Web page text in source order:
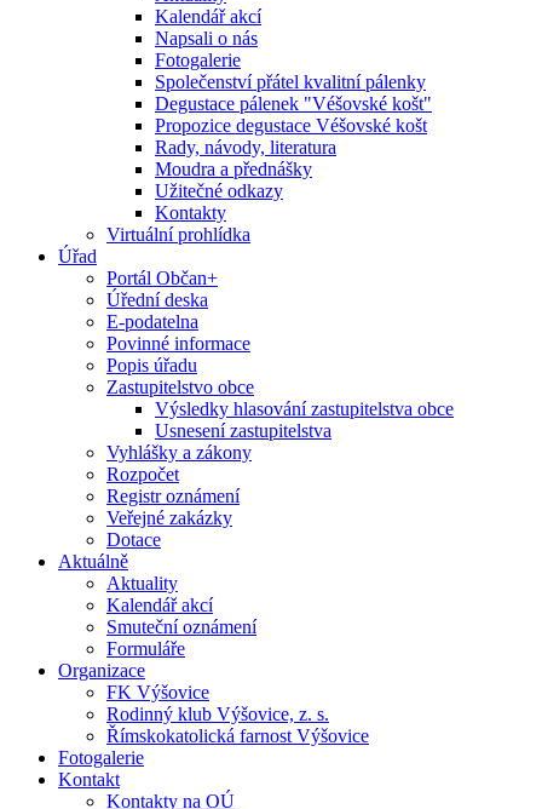
Kalendář akcí
Napsali o nás
Fotogalerie
Společenství přátel kvalitní pálenky
Degustace pálenek "Véšovské košt"
Propozice degustace Véšovské košt
Rady, návody, literatura
Moudra a přednášky
Užitečné odkazy
Kontakty
Virtuální prohlídka
Úřad
Portál Občan+
Úřední deska
E-podatelna
Povinné informace
Popis úřadu
Zastupitelstvo obce
Výsledky hlasování zastupitelstva obce
Usnesení zastupitelstva
Vyhlášky a zákony
Rozpočet
Registr oznámení
Veřejné zakázky
Dotace
Aktuálně
Aktuality
Kalendář akcí
Smuteční oznámení
Formuláře
Organizace
FK Výšovice
Rodinný klub Výšovice, z. s.
Římskokatolická farnost Výšovice
Fotogalerie
Kontakt
Kontakty na OÚ